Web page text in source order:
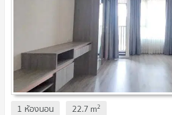
1 ห้องนอน 22.7 m2